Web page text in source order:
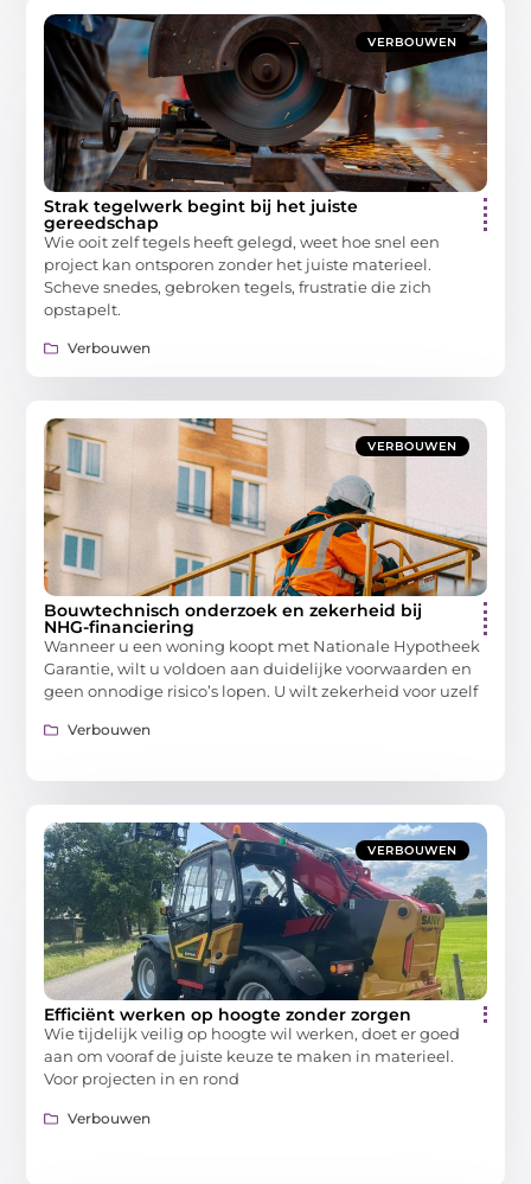
VERBOUWEN
Strak tegelwerk begint bij het juiste
gereedschap
Wie ooit zelf tegels heeft gelegd, weet hoe snel een
project kan ontsporen zonder het juiste materieel.
Scheve snedes, gebroken tegels, frustratie die zich
opstapelt.
Verbouwen
VERBOUWEN
Bouwtechnisch onderzoek en zekerheid bij
NHG-financiering
Wanneer u een woning koopt met Nationale Hypotheek
Garantie, wilt u voldoen aan duidelijke voorwaarden en
geen onnodige risico’s lopen. U wilt zekerheid voor uzelf
Verbouwen
VERBOUWEN
Efficiënt werken op hoogte zonder zorgen
Wie tijdelijk veilig op hoogte wil werken, doet er goed
aan om vooraf de juiste keuze te maken in materieel.
Voor projecten in en rond
Verbouwen